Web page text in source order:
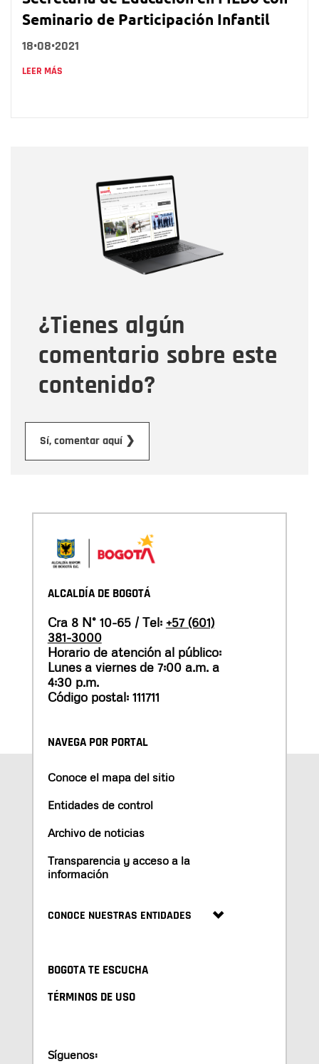
Seminario de Participación Infantil
18•08•2021
LEER MÁS
¿Tienes algún
comentario sobre este
contenido?
Sí, comentar aquí ❯
Correo electrónico
Tipo de comentario
Mensaje
ALCALDÍA DE BOGOTÁ
Cra 8 N° 10-65 / Tel: +57 (601)
381-3000
Horario de atención al público:
Lunes a viernes de 7:00 a.m. a
4:30 p.m.
Código postal: 111711
NAVEGA POR PORTAL
Conoce el mapa del sitio
Entidades de control
Archivo de noticias
Transparencia y acceso a la
información
CONOCE NUESTRAS ENTIDADES
BOGOTA TE ESCUCHA
TÉRMINOS DE USO
Síguenos: